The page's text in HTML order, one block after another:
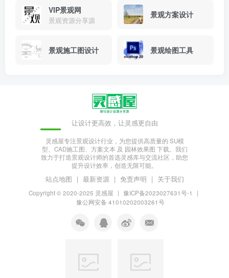
VIP景观网
景观资源分享源
景观方案设计
景观施工图设计 景观绘图工具
让设计更高效，让灵感更自由
灵感屋专注景观设计行业，为您提供高质量的 SU模
型、CAD施工图、方案文本 及 园林效果图 下载。我们
致力于打造景观设计师的首选灵感库与交流社区，助您
提升设计效率，创造无限可能。
站点地图 | 最新资源 | 免责声明 | 关于我们
Copyright © 2020-2025 灵感屋 | 豫ICP备2023027631号-1
|
豫公网安备 41010202003261号